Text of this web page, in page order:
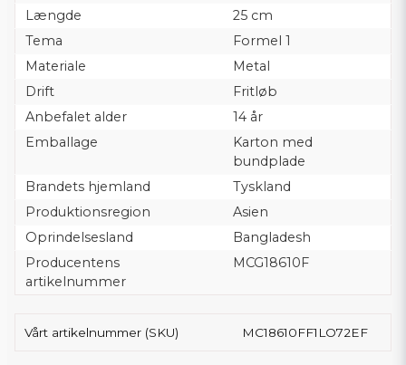
Længde
25 cm
Tema
Formel 1
Materiale
Metal
Drift
Fritløb
Anbefalet alder
14 år
Emballage
Karton med
bundplade
Brandets hjemland
Tyskland
Produktionsregion
Asien
Oprindelsesland
Bangladesh
Producentens
artikelnummer
MCG18610F
Vårt artikelnummer (SKU) MC18610FF1LO72EF